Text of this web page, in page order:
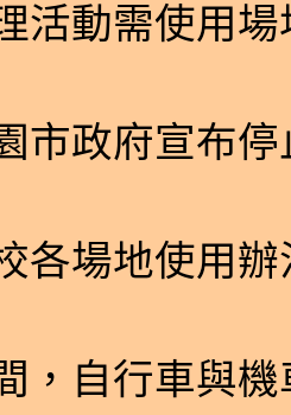
活動需使用
市政府宣布
各場地使用
，自行車與